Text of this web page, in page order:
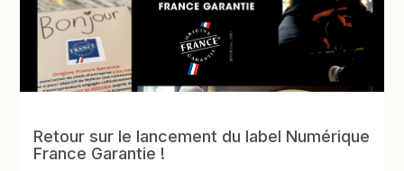
Retour sur le lancement du label Numérique
France Garantie !